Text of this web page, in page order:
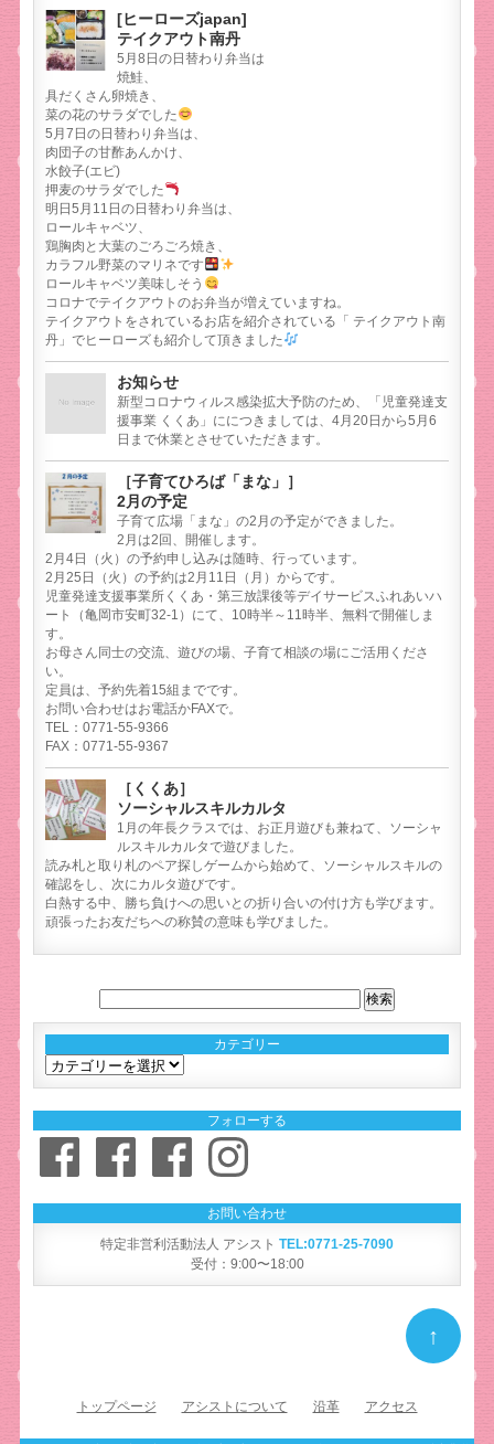
[ヒーローズjapan]
テイクアウト南丹
5月8日の日替わり弁当は
焼鮭、
具だくさん卵焼き、
菜の花のサラダでした
5月7日の日替わり弁当は、
肉団子の甘酢あんかけ、
水餃子(エビ)
押麦のサラダでした
明日5月11日の日替わり弁当は、
ロールキャベツ、
鶏胸肉と大葉のごろごろ焼き、
カラフル野菜のマリネです
ロールキャベツ美味しそう
コロナでテイクアウトのお弁当が増えていますね。
テイクアウトをされているお店を紹介されている「 テイクアウト南
丹」でヒーローズも紹介して頂きました
お知らせ
新型コロナウィルス感染拡大予防のため、「児童発達支
援事業 くくあ」ににつきましては、4月20日から5月6
日まで休業とさせていただきます。
［子育てひろば「まな」］
2月の予定
子育て広場「まな」の2月の予定ができました。
2月は2回、開催します。
2月4日（火）の予約申し込みは随時、行っています。
2月25日（火）の予約は2月11日（月）からです。
児童発達支援事業所くくあ・第三放課後等デイサービスふれあいハ
ート（亀岡市安町32-1）にて、10時半～11時半、無料で開催しま
す。
お母さん同士の交流、遊びの場、子育て相談の場にご活用くださ
い。
定員は、予約先着15組までです。
お問い合わせはお電話かFAXで。
TEL：0771-55-9366
FAX：0771-55-9367
［くくあ］
ソーシャルスキルカルタ
1月の年長クラスでは、お正月遊びも兼ねて、ソーシャ
ルスキルカルタで遊びました。
読み札と取り札のペア探しゲームから始めて、ソーシャルスキルの
確認をし、次にカルタ遊びです。
白熱する中、勝ち負けへの思いとの折り合いの付け方も学びます。
頑張ったお友だちへの称賛の意味も学びました。
カテゴリー
カ
フォローする
Facebook
Facebook Facebook Instagram
お問い合わせ
特定非営利活動法人 アシスト TEL:0771-25-7090
受付：9:00〜18:00
↑
トップページ アシストについて 沿革 アクセス